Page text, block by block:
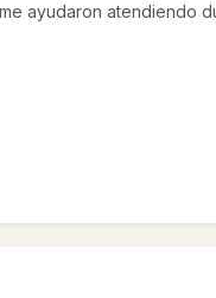
ayudaron atendiendo